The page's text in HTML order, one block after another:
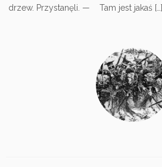
drzew. Przystanęli. — Tam jest jakaś […]